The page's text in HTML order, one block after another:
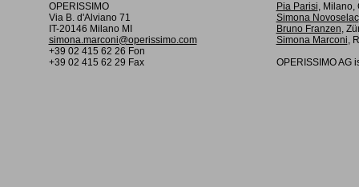
OPERISSIMO
Via B. d'Alviano 71
IT-20146 Milano MI
simona.marconi@operissimo.com
+39 02 415 62 26 Fon
+39 02 415 62 29 Fax
Pia Parisi, Milano,
Simona Novoselac
Bruno Franzen,
Simona Marconi,
OPERISSIMO AG